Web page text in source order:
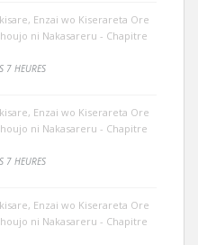
Enzai wo Kiserareta Ore
ni Nakasareru - Chapitre
7 HEURES
Enzai wo Kiserareta Ore
ni Nakasareru - Chapitre
7 HEURES
Enzai wo Kiserareta Ore
ni Nakasareru - Chapitre